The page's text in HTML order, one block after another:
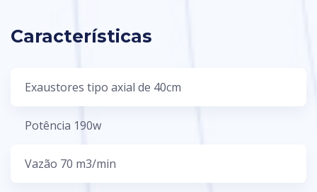
Características
Exaustores tipo axial de 40cm
Potência 190w
Vazão 70 m3/min